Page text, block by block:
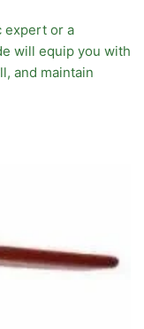
expert or a
will equip you with
and maintain